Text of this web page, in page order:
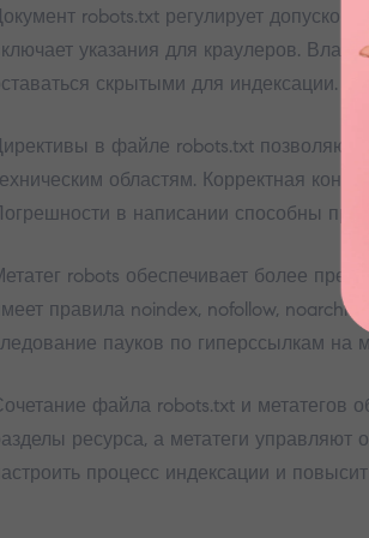
robots.txt регулирует
указания для краулеров.
скрытыми для индексации.
в файле robots.txt позволяют
областям. Корректная
в написании способны
robots обеспечивает более
правила noindex, nofollow,
пауков по гиперссылкам на
файла robots.txt и метатегов
ресурса, а метатеги управляют
процесс индексации и